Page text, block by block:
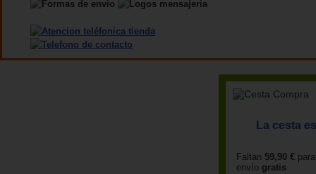
La cesta
Faltan 59,90 €
envío gratis